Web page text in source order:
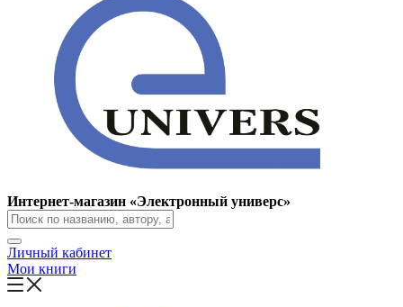
Интернет-магазин «Электронный универс»
Личный кабинет
Мои книги